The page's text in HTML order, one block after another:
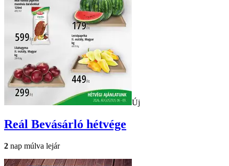
Új
Reál Bevásárló hétvége
2 nap múlva lejár